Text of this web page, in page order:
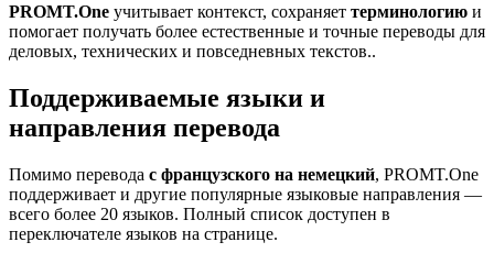
PROMT.One учитывает контекст, сохраняет терминологию и
помогает получать более естественные и точные переводы для
деловых, технических и повседневных текстов..
Поддерживаемые языки и
направления перевода
Помимо перевода с французского на немецкий, PROMT.One
поддерживает и другие популярные языковые направления —
всего более 20 языков. Полный список доступен в
переключателе языков на странице.